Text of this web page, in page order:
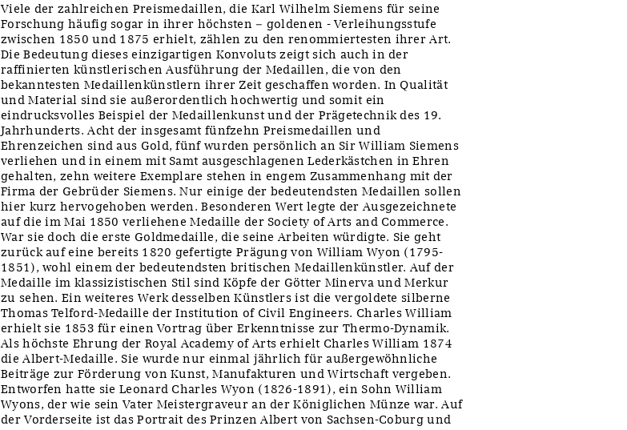
Viele der zahlreichen Preismedaillen, die Karl Wilhelm Siemens für seine
Forschung häufig sogar in ihrer höchsten – goldenen - Verleihungsstufe
zwischen 1850 und 1875 erhielt, zählen zu den renommiertesten ihrer Art.
Die Bedeutung dieses einzigartigen Konvoluts zeigt sich auch in der
raffinierten künstlerischen Ausführung der Medaillen, die von den
bekanntesten Medaillenkünstlern ihrer Zeit geschaffen worden. In Qualität
und Material sind sie außerordentlich hochwertig und somit ein
eindrucksvolles Beispiel der Medaillenkunst und der Prägetechnik des 19.
Jahrhunderts. Acht der insgesamt fünfzehn Preismedaillen und
Ehrenzeichen sind aus Gold, fünf wurden persönlich an Sir William Siemens
verliehen und in einem mit Samt ausgeschlagenen Lederkästchen in Ehren
gehalten, zehn weitere Exemplare stehen in engem Zusammenhang mit der
Firma der Gebrüder Siemens. Nur einige der bedeutendsten Medaillen sollen
hier kurz hervogehoben werden. Besonderen Wert legte der Ausgezeichnete
auf die im Mai 1850 verliehene Medaille der Society of Arts and Commerce.
War sie doch die erste Goldmedaille, die seine Arbeiten würdigte. Sie geht
zurück auf eine bereits 1820 gefertigte Prägung von William Wyon (1795-
1851), wohl einem der bedeutendsten britischen Medaillenkünstler. Auf der
Medaille im klassizistischen Stil sind Köpfe der Götter Minerva und Merkur
zu sehen. Ein weiteres Werk desselben Künstlers ist die vergoldete silberne
Thomas Telford-Medaille der Institution of Civil Engineers. Charles William
erhielt sie 1853 für einen Vortrag über Erkenntnisse zur Thermo-Dynamik.
Als höchste Ehrung der Royal Academy of Arts erhielt Charles William 1874
die Albert-Medaille. Sie wurde nur einmal jährlich für außergewöhnliche
Beiträge zur Förderung von Kunst, Manufakturen und Wirtschaft vergeben.
Entworfen hatte sie Leonard Charles Wyon (1826-1891), ein Sohn William
Wyons, der wie sein Vater Meistergraveur an der Königlichen Münze war. Auf
der Vorderseite ist das Portrait des Prinzen Albert von Sachsen-Coburg und